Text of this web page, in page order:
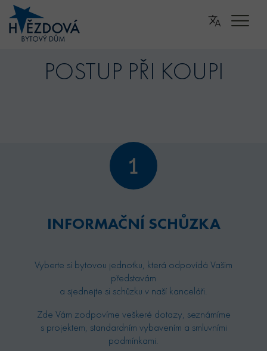
POSTUP PŘI KOUPI
INFORMAČNÍ SCHŮZKA
Vyberte si bytovou jednotku, která odpovídá Vašim
představám
a sjednejte si schůzku v naší kanceláři.
Zde Vám zodpovíme veškeré dotazy, seznámíme
s projektem, standardním vybavením a smluvními
podmínkami.